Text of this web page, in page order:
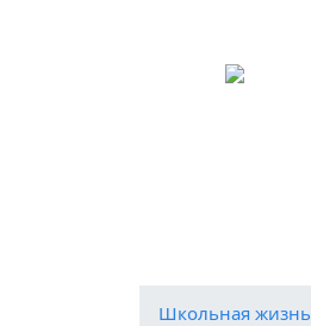
Школьная жизнь